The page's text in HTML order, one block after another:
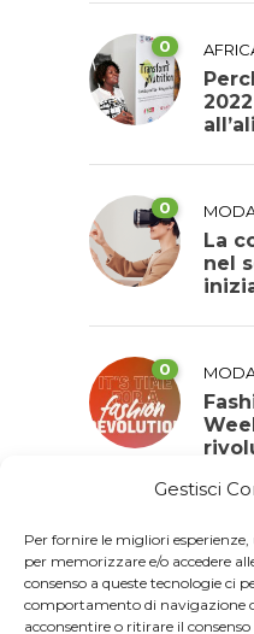
Gestisci
Per fornire le migliori
per memorizzare e/o accedere
consenso a queste tecnologie ci
comportamento di navigazione
acconsentire o ritirare il
0
0
La
nel
0
0
per